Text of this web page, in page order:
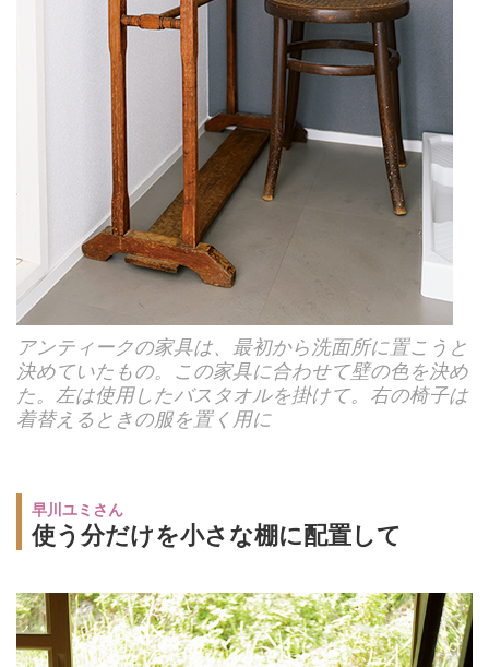
アンティークの家具は、最初から洗面所に置こうと
決めていたもの。この家具に合わせて壁の色を決め
た。左は使用したバスタオルを掛けて。右の椅子は
着替えるときの服を置く用に
早川ユミさん
使う分だけを小さな棚に配置して